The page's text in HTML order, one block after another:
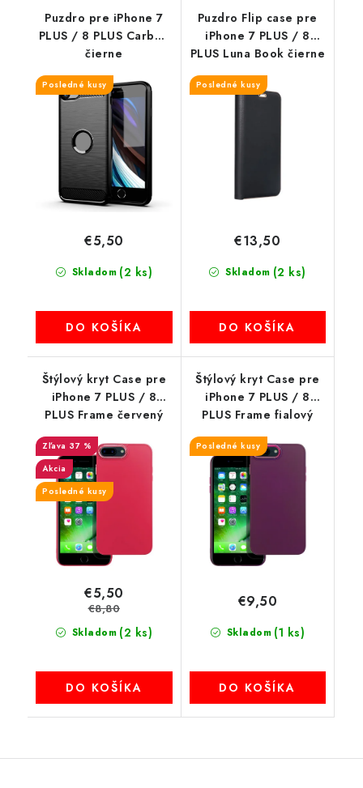
Puzdro pre iPhone 7
PLUS / 8 PLUS Carbon
čierne
Posledné kusy
Skladom (2 ks)
€5,50
DO KOŠÍKA
Puzdro Flip case pre
iPhone 7 PLUS / 8
PLUS Luna Book čierne
Posledné kusy
Skladom (2 ks)
€13,50
DO KOŠÍKA
Štýlový kryt Case pre
iPhone 7 PLUS / 8
PLUS Frame červený
37 %
Akcia
Posledné kusy
Skladom (2 ks)
€5,50
€8,80
DO KOŠÍKA
Štýlový kryt Case pre
iPhone 7 PLUS / 8
PLUS Frame fialový
Posledné kusy
Skladom (1 ks)
€9,50
DO KOŠÍKA